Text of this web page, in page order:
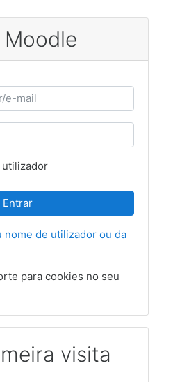
Moodle
mail
utilizador
Entrar
nome de utilizador ou da
para cookies no seu
visita